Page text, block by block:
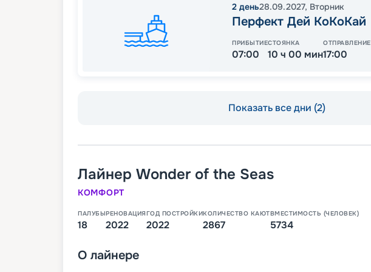
2 день28.09.2027, Вторник
Перфект Дей КоКоКай
ПРИБЫТИЕ
07:00
СТОЯНКА
10 ч 00 мин
ОТПРАВЛЕНИЕ
17:00
Показать все дни (2)
Лайнер Wonder of the Seas
КОМФОРТ
ПАЛУБЫ
18
РЕНОВАЦИЯ
2022
ГОД ПОСТРОЙКИ
2022
КОЛИЧЕСТВО КАЮТ
2867
ВМЕСТИМОСТЬ (ЧЕЛОВЕК)
5734
О лайнере